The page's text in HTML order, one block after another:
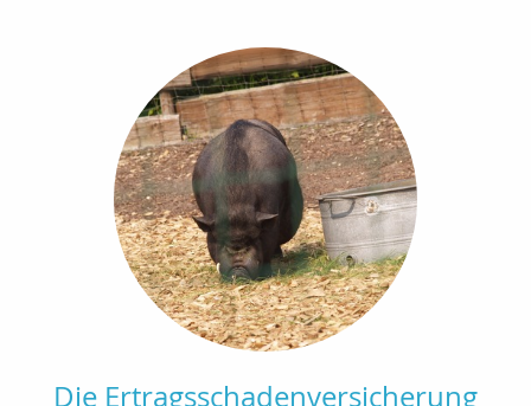
Die Ertragsschadenversicherung